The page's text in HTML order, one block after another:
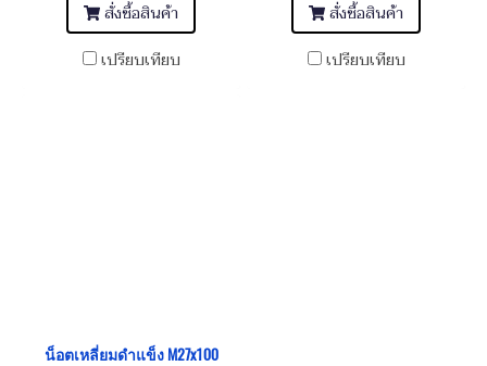
สั่งซื้อสินค้า
เปรียบเทียบ
สั่งซื้อสินค้า
เปรียบเทียบ
น็อตเหลี่ยมดำแข็ง M27x100